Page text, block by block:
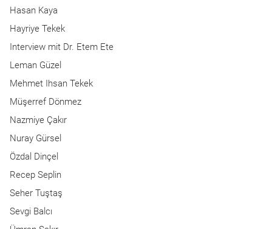
Hasan Kaya
Hayriye Tekek
Interview mit Dr. Etem Ete
Leman Güzel
Mehmet Ihsan Tekek
Müşerref Dönmez
Nazmiye Çakır
Nuray Gürsel
Özdal Dinçel
Recep Seplin
Seher Tuştaş
Sevgi Balcı